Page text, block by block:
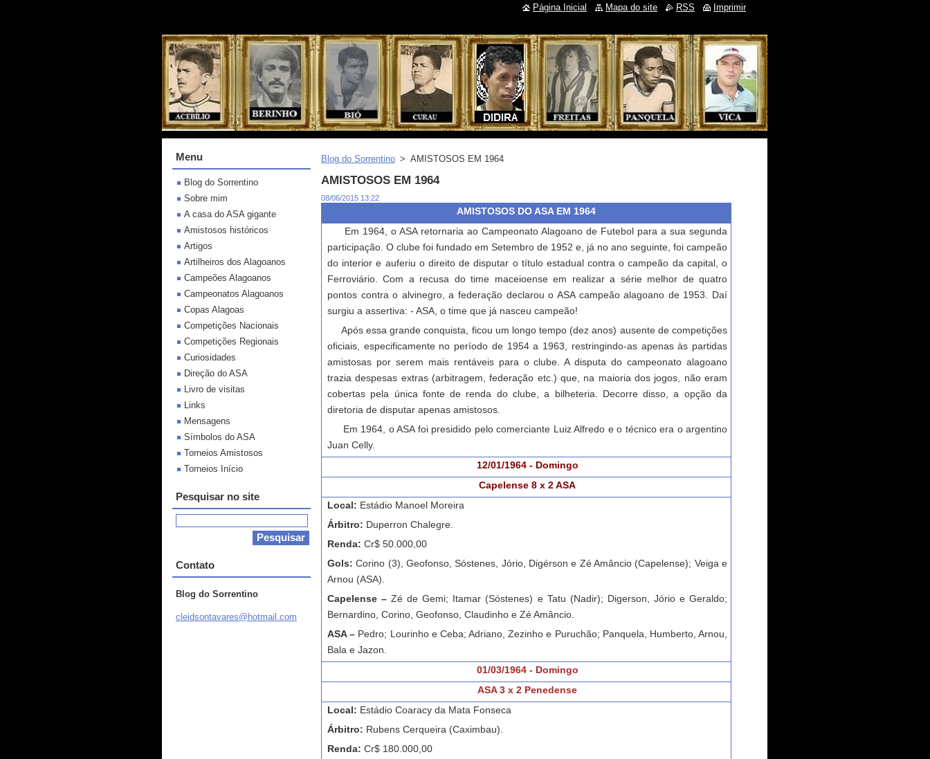
Blog do Sorrentino > AMISTOSOS EM 1964
AMISTOSOS EM 1964
08/06/2015 13:22
AMISTOSOS DO ASA EM 1964
Em 1964, o ASA retornaria ao Campeonato Alagoano de Futebol para a sua segunda
participação. O clube foi fundado em Setembro de 1952 e, já no ano seguinte, foi campeão
do interior e auferiu o direito de disputar o título estadual contra o campeão da capital, o
Ferroviário. Com a recusa do time maceioense em realizar a série melhor de quatro
pontos contra o alvinegro, a federação declarou o ASA campeão alagoano de 1953. Daí
surgiu a assertiva: - ASA, o time que já nasceu campeão!
Após essa grande conquista, ficou um longo tempo (dez anos) ausente de competições
oficiais, especificamente no período de 1954 a 1963, restringindo-as apenas às partidas
amistosas por serem mais rentáveis para o clube. A disputa do campeonato alagoano
trazia despesas extras (arbitragem, federação etc.) que, na maioria dos jogos, não eram
cobertas pela única fonte de renda do clube, a bilheteria. Decorre disso, a opção da
diretoria de disputar apenas amistosos.
Em 1964, o ASA foi presidido pelo comerciante Luiz Alfredo e o técnico era o argentino
Juan Celly.
12/01/1964 - Domingo
Capelense 8 x 2 ASA
Local: Estádio Manoel Moreira
Árbitro: Duperron Chalegre.
Renda: Cr$ 50.000,00
Gols:Corino (3), Geofonso, Sóstenes, Jório, Digérson e Zé Amâncio (Capelense); Veiga e
Arnou (ASA).
Capelense – Zé de Gemi; Itamar (Sóstenes) e Tatu (Nadir); Digerson, Jório e Geraldo;
Bernardino, Corino, Geofonso, Claudinho e Zé Amâncio.
ASA – Pedro; Lourinho e Ceba; Adriano, Zezinho e Puruchão; Panquela, Humberto, Arnou,
Bala e Jazon.
01/03/1964 - Domingo
ASA 3 x 2 Penedense
Local: Estádio Coaracy da Mata Fonseca
Árbitro: Rubens Cerqueira (Caximbau).
Renda: Cr$ 180.000,00
Menu
Blog do Sorrentino
Sobre mim
A casa do ASA gigante
Amistosos históricos
Artigos
Artilheiros dos Alagoanos
Campeões Alagoanos
Campeonatos Alagoanos
Copas Alagoas
Competições Nacionais
Competições Regionais
Curiosidades
Direção do ASA
Livro de visitas
Links
Mensagens
Símbolos do ASA
Torneios Amistosos
Torneios Início
Pesquisar no site
Contato
Blog do Sorrentino
cleidsontavares@ hotmail.com
Página Inicial Mapa do site RSS Imprimir